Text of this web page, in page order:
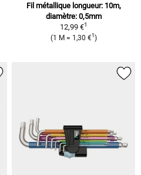
Fil métallique longueur: 10m,
diamètre: 0,5mm
12,99 €1
(1 M = 1,30 €1 )